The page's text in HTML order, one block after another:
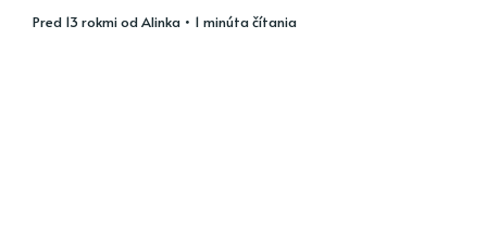
pred 13 rokmiodAlinka • 1 minúta čítania